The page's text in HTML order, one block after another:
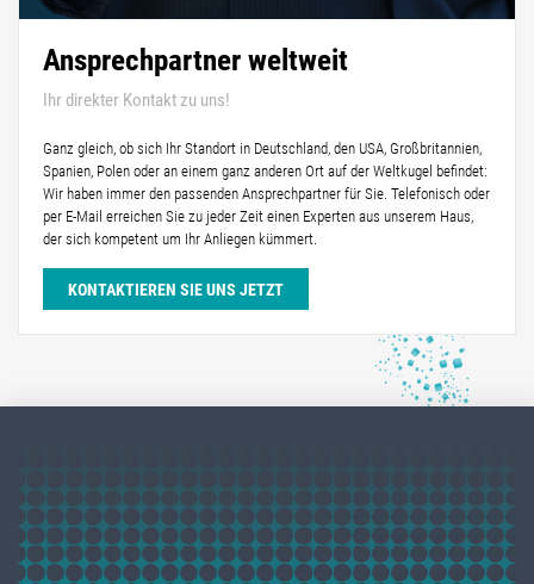
Ansprechpartner weltweit
Ihr direkter Kontakt zu uns!
Ganz gleich, ob sich Ihr Standort in Deutschland, den USA, Großbritannien,
Spanien, Polen oder an einem ganz anderen Ort auf der Weltkugel befindet:
Wir haben immer den passenden Ansprechpartner für Sie. Telefonisch oder
per E-Mail erreichen Sie zu jeder Zeit einen Experten aus unserem Haus,
der sich kompetent um Ihr Anliegen kümmert.
KONTAKTIEREN SIE UNS JETZT